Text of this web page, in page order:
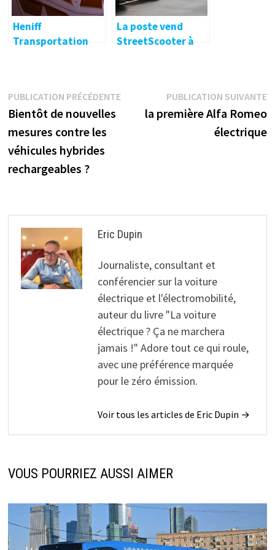
Heniff
Transportation
Nikola
La poste vend
StreetScooter à
Navigation
de
l’article
PUBLICATION PRÉCÉDENTEPublication
précédente :
Bientôt de nouvelles
mesures contre les
véhicules hybrides
rechargeables ?
PUBLICATION SUIVANTE
la première Alfa Romeo
électrique
Eric Dupin
Journaliste, consultant et
conférencier sur la voiture
électrique et l'électromobilité,
auteur du livre "La voiture
électrique ? Ça ne marchera
jamais !" Adore tout ce qui roule,
avec une préférence marquée
pour le zéro émission.
Voir tous les articles de Eric Dupin →
VOUS POURRIEZ AUSSI AIMER